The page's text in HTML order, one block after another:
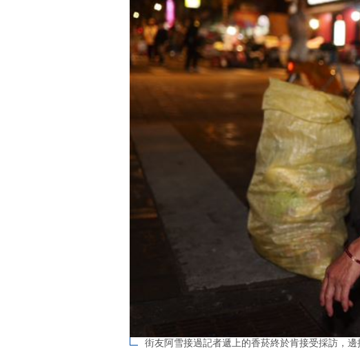
街友阿雪接過記者遞上的香菸終於肯接受採訪，